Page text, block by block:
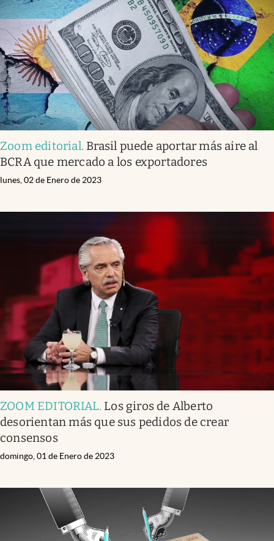
Zoom editorial. Brasil puede aportar más aire al
BCRA que mercado a los exportadores
lunes, 02 de Enero de 2023
ZOOM EDITORIAL. Los giros de Alberto
desorientan más que sus pedidos de crear
consensos
domingo, 01 de Enero de 2023